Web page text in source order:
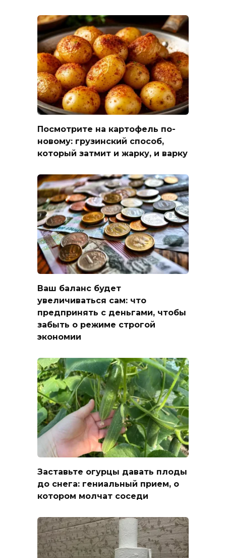
Посмотрите на картофель по-
новому: грузинский способ,
который затмит и жарку, и варку
Ваш баланс будет
увеличиваться сам: что
предпринять с деньгами, чтобы
забыть о режиме строгой
экономии
Заставьте огурцы давать плоды
до снега: гениальный прием, о
котором молчат соседи